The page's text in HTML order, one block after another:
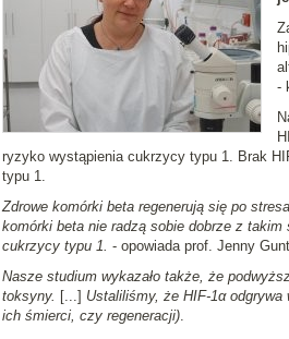
-
ryzyko wystąpienia cukrzycy typu 1. Brak
typu 1.
Zdrowe komórki beta regenerują się po
komórki beta nie radzą sobie dobrze z
cukrzycy typu 1. - opowiada prof. Jenny
Nasze studium wykazało także, że
toksyny. [...] Ustaliliśmy, że HIF-1α odgrywa
ich śmierci, czy regeneracji).